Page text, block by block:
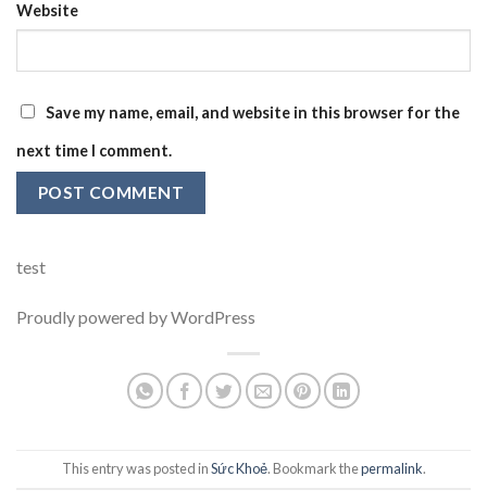
Website
Save my name, email, and website in this browser for the
next time I comment.
test
Proudly powered by WordPress
This entry was posted inSức Khoẻ. Bookmark thepermalink.